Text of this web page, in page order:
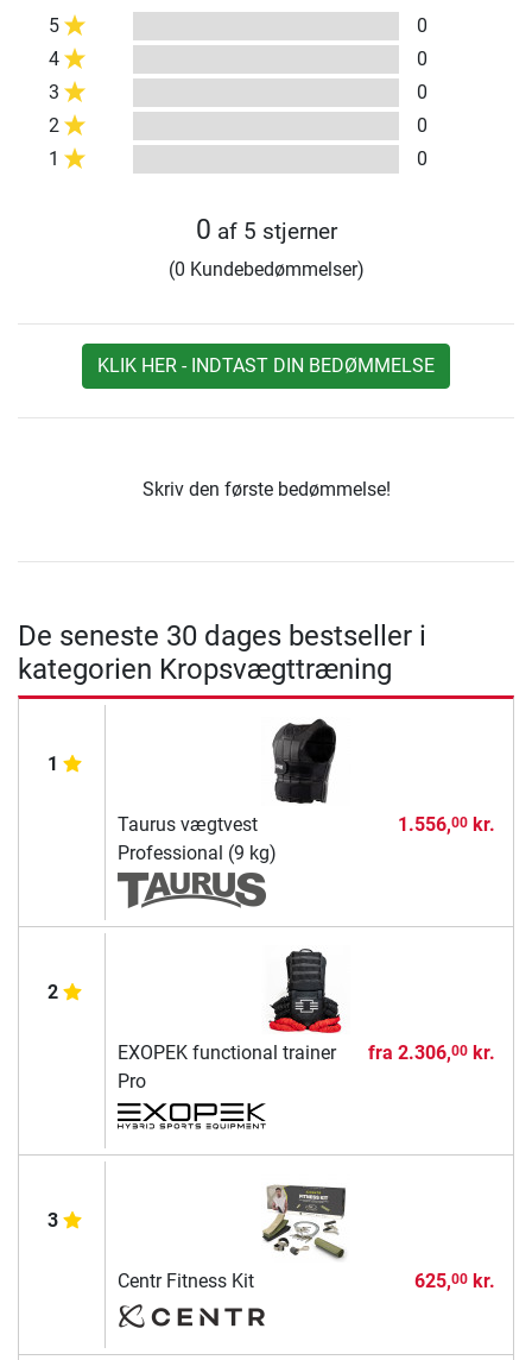
5
0
4
0
3
0
2
0
1
0
0 af 5 stjerner
(0 Kundebedømmelser)
KLIK HER - INDTAST DIN BEDØMMELSE
Skriv den første bedømmelse!
De seneste 30 dages bestseller i
kategorien Kropsvægttræning
1
Taurus vægtvest
Professional (9 kg)
1.556,00kr.
2
EXOPEK functional trainer
Pro
fra 2.306,00kr.
3
Centr Fitness Kit 625,00kr.